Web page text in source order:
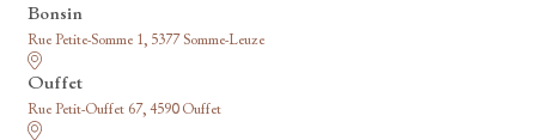
Bonsin
Rue Petite-Somme 1, 5377 Somme-Leuze
Ouffet
Rue Petit-Ouffet 67, 4590 Ouffet